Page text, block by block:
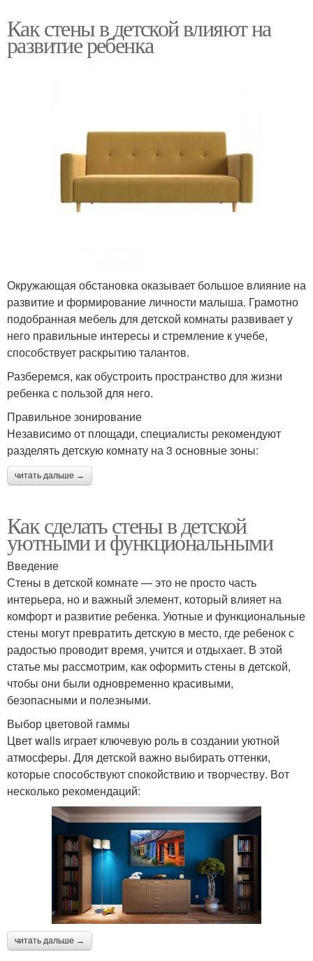
Как стены в детской влияют на
развитие ребенка
Окружающая обстановка оказывает большое влияние на
развитие и формирование личности малыша. Грамотно
подобранная мебель для детской комнаты развивает у
него правильные интересы и стремление к учебе,
способствует раскрытию талантов.
Разберемся, как обустроить пространство для жизни
ребенка с пользой для него.
Правильное зонирование
Независимо от площади, специалисты рекомендуют
разделять детскую комнату на 3 основные зоны:
читать дальше →
Как сделать стены в детской
уютными и функциональными
Введение
Стены в детской комнате — это не просто часть
интерьера, но и важный элемент, который влияет на
комфорт и развитие ребенка. Уютные и функциональные
стены могут превратить детскую в место, где ребенок с
радостью проводит время, учится и отдыхает. В этой
статье мы рассмотрим, как оформить стены в детской,
чтобы они были одновременно красивыми,
безопасными и полезными.
Выбор цветовой гаммы
Цвет walls играет ключевую роль в создании уютной
атмосферы. Для детской важно выбирать оттенки,
которые способствуют спокойствию и творчеству. Вот
несколько рекомендаций:
читать дальше →